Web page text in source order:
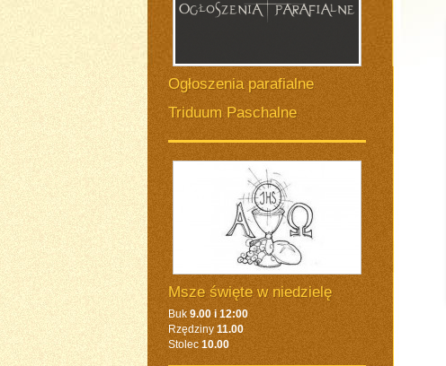
Ogłoszenia parafialne
Triduum Paschalne
Msze święte w niedzielę
Buk 9.00 i 12:00
Rzędziny 11.00
Stolec 10.00